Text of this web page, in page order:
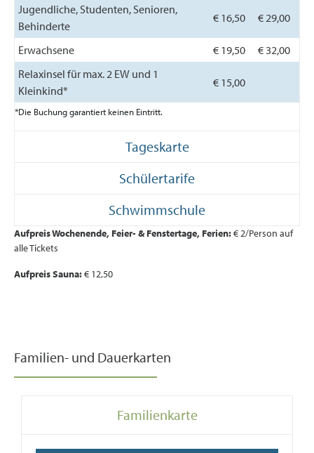
Jugendliche, Studenten, Senioren,
Behinderte
€ 16,50 € 29,00
Erwachsene € 19,50
€ 32,00
Relaxinsel für max. 2 EW und 1
Kleinkind*
€ 15,00
*Die Buchung garantiert keinen Eintritt.
Tageskarte
Schülertarife
Schwimmschule
Aufpreis Wochenende, Feier- & Fenstertage, Ferien:€ 2/Person auf
alle Tickets
Aufpreis Sauna:€ 12,50
Familien- und Dauerkarten​
Familienkarte